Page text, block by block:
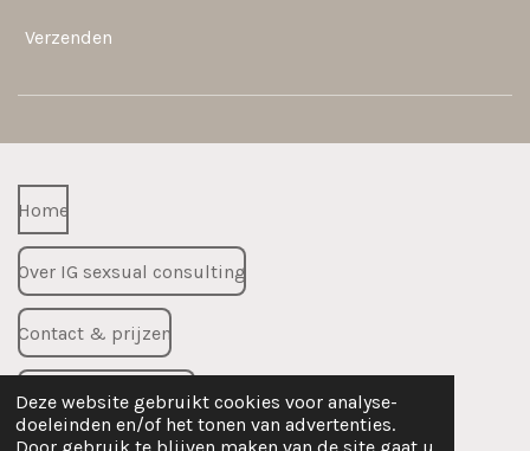
Deze website gebruikt cookies voor analyse-
doeleinden en/of het tonen van advertenties.
Verzenden
Home
Over IG sexsual consulting
Contact & prijzen
Voorlichting met ing